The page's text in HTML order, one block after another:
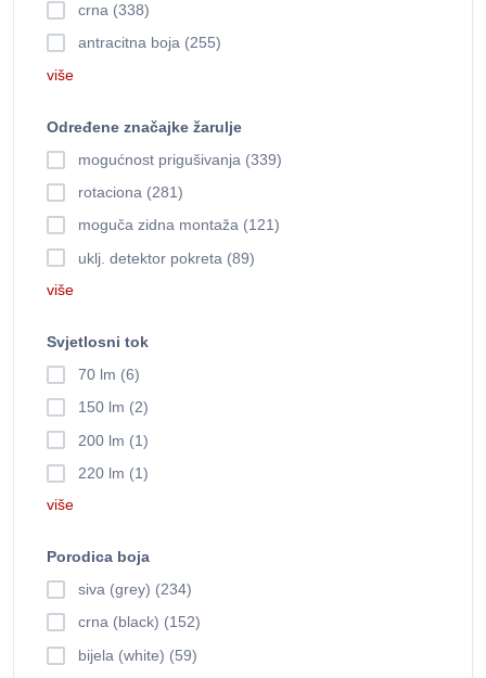
crna (338)
antracitna boja (255)
više
Određene značajke žarulje
mogućnost prigušivanja (339)
rotaciona (281)
moguča zidna montaža (121)
uklj. detektor pokreta (89)
više
Svjetlosni tok
70 lm (6)
150 lm (2)
200 lm (1)
220 lm (1)
više
Porodica boja
siva (grey) (234)
crna (black) (152)
bijela (white) (59)